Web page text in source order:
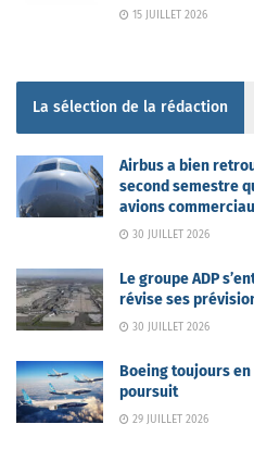
15 JUILLET 2026
La sélection de la rédaction
Airbus a bien
second semestre
avions
30 JUILLET 2026
Le groupe ADP
révise ses
30 JUILLET 2026
Boeing toujours
poursuit
29 JUILLET 2026